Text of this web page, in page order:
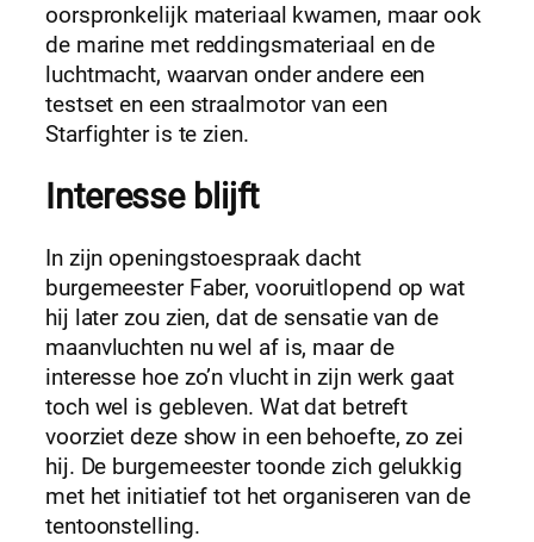
oorspronkelijk materiaal kwamen, maar ook
de marine met reddingsmateriaal en de
luchtmacht, waarvan onder andere een
testset en een straalmotor van een
Starfighter is te zien.
Interesse blijft
In zijn openingstoespraak dacht
burgemeester Faber, vooruitlopend op wat
hij later zou zien, dat de sensatie van de
maanvluchten nu wel af is, maar de
interesse hoe zo’n vlucht in zijn werk gaat
toch wel is gebleven. Wat dat betreft
voorziet deze show in een behoefte, zo zei
hij. De burgemeester toonde zich gelukkig
met het initiatief tot het organiseren van de
tentoonstelling.